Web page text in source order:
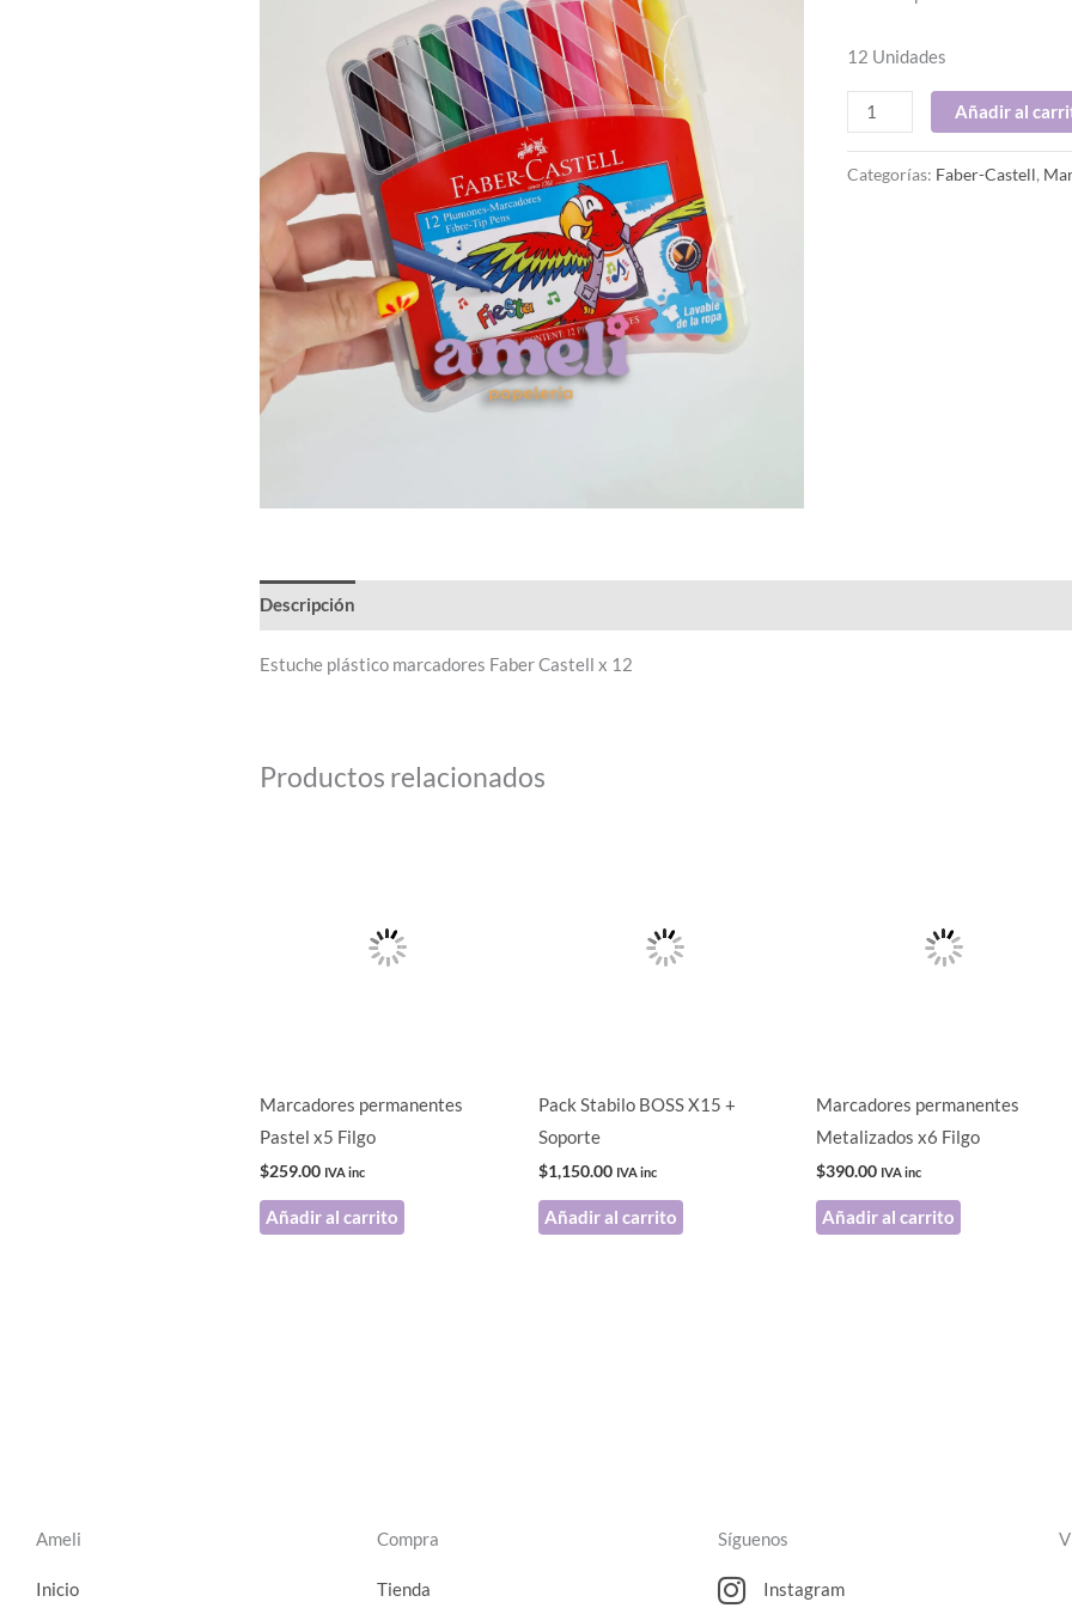
12 Unidades
Añadir al
Categorías: Faber-Castell,
Descripción
Estuche plástico marcadores Faber Castell x 12
Productos relacionados
Marcadores permanentes
Pastel x5 Filgo
$259.00 IVA inc
Añadir al carrito
Pack Stabilo BOSS X15 +
Soporte
$1,150.00 IVA inc
Añadir al carrito
Marcadores permanentes
Metalizados x6 Filgo
$390.00 IVA inc
Añadir al carrito
Ameli
Inicio
Compra
Tienda
Síguenos
Instagram